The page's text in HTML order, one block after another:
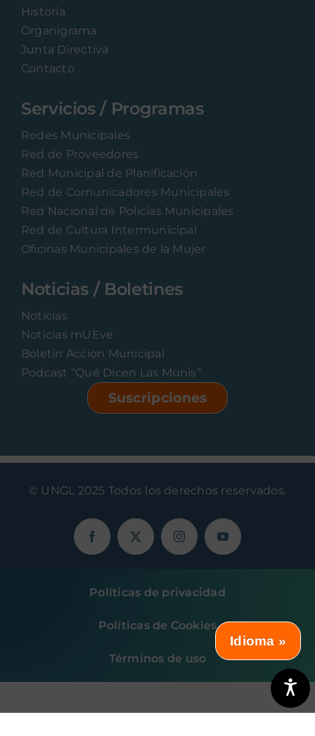
Historia
Organigrama
Junta Directiva
Contacto
Servicios / Programas
Redes Municipales
Red de Proveedores
Red Municipal de Planificación
Red de Comunicadores Municipales
Red Nacional de Policías Municipales
Red de Cultura Intermunicipal
Oficinas Municipales de la Mujer
Noticias / Boletines
Noticias
Noticias mUEve
Boletin Accion Municipal
Podcast “Qué Dicen Las Munis”
Suscripciones
© UNGL 2025 Todos los derechos reservados.
Políticas de privacidad
Políticas de Cookies
Términos de uso
Idioma »